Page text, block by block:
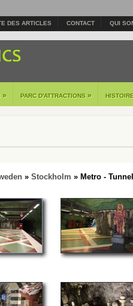
DES ARTICLES CONTACT QUI
» PARC D'ATTRACTIONS »
» Stockholm » Metro -